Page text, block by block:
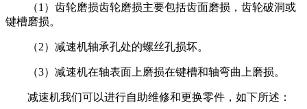
（1）齿轮磨损齿轮磨损主要包括齿面磨损，齿轮破洞或
键槽磨损。
（2）减速机轴承孔处的螺丝孔损坏。
（3）减速机在轴表面上磨损在键槽和轴弯曲上磨损。
减速机我们可以进行自助维修和更换零件，如下所述：